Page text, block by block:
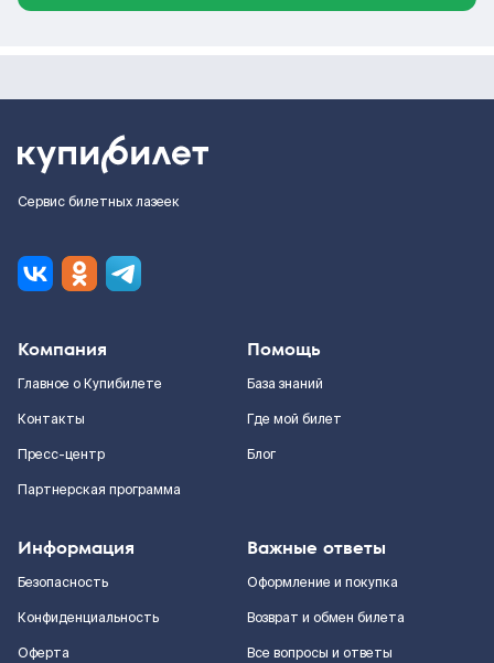
Сервис билетных лазеек
Компания
Главное о Купибилете
Контакты
Пресс-центр
Партнерская программа
Помощь
База знаний
Где мой билет
Блог
Информация
Безопасность
Конфиденциальность
Оферта
Важные ответы
Оформление и покупка
Возврат и обмен билета
Все вопросы и ответы